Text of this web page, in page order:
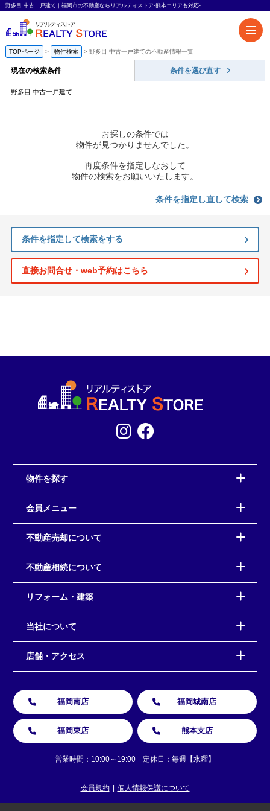
野多目 中古一戸建て｜福岡市の不動産ならリアルティストア-熊本エリアも対応-
TOPページ 物件検索 野多目 中古一戸建ての不動産情報一覧
現在の検索条件 条件を選び直す
野多目 中古一戸建て
お探しの条件では
物件が見つかりませんでした。
再度条件を指定しなおして
物件の検索をお願いいたします。
条件を指定し直して検索
条件を指定して検索をする
直接お問合せ・web予約はこちら
物件を探す
会員メニュー
不動産売却について
不動産相続について
リフォーム・建築
当社について
店舗・アクセス
福岡南店 福岡城南店
福岡東店 熊本支店
営業時間：10:00～19:00 定休日：毎週【水曜】
会員規約 個人情報保護について